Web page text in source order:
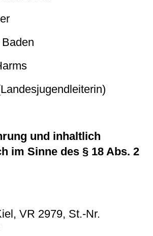
und inhaltlich
im Sinne des § 18 Abs. 2
VR 2979, St.-Nr.